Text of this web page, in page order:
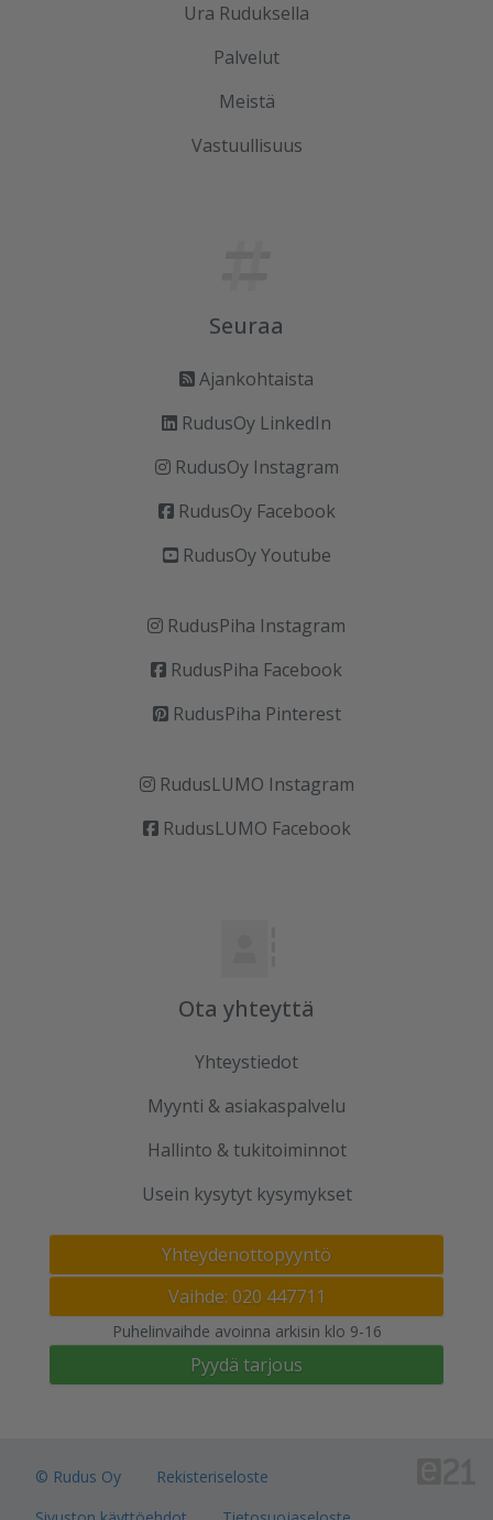
Ura Ruduksella
Palvelut
Meistä
Vastuullisuus
Seuraa
Ajankohtaista
RudusOy LinkedIn
RudusOy Instagram
RudusOy Facebook
RudusOy Youtube
RudusPiha Instagram
RudusPiha Facebook
RudusPiha Pinterest
RudusLUMO Instagram
RudusLUMO Facebook
Ota yhteyttä
Yhteystiedot
Myynti & asiakaspalvelu
Hallinto & tukitoiminnot
Usein kysytyt kysymykset
Yhteydenottopyyntö
Vaihde: 020 447711
Puhelinvaihde avoinna arkisin klo 9-16
Pyydä tarjous
© Rudus Oy
Rekisteriseloste